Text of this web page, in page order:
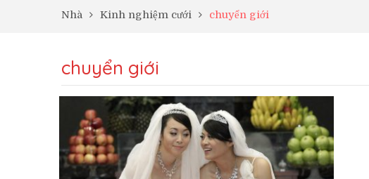
Nhà Kinh nghiệm cưới chuyển giới
chuyển giới